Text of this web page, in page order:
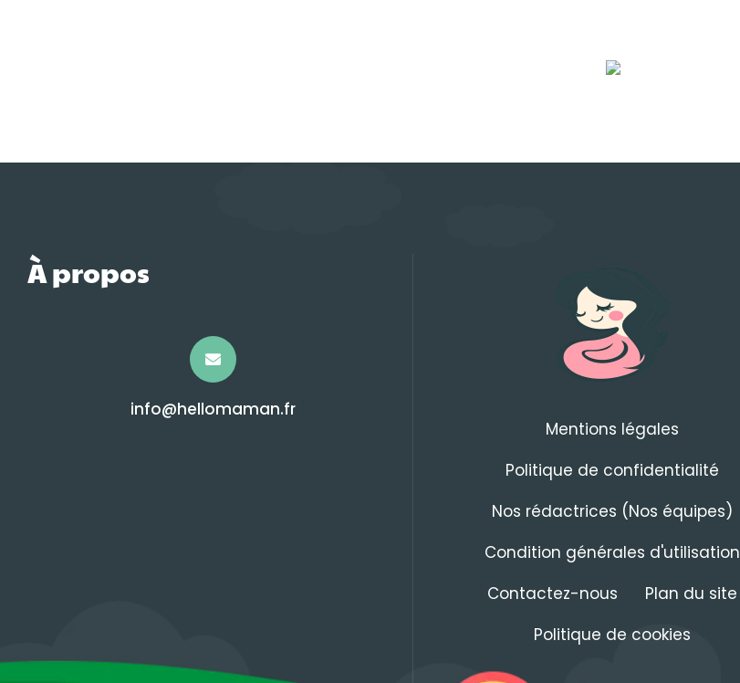
À propos
info@hellomaman.fr
Mentions légales
Politique de confidentialité
Nos rédactrices (Nos équipes)
Condition générales d'utilisation
Contactez-nous
Plan du site
Politique de cookies